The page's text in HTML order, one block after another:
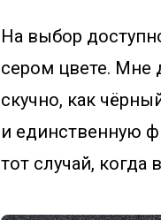
На выбор
сером цвете. Мне
скучно, как
и единственную
тот случай, когда